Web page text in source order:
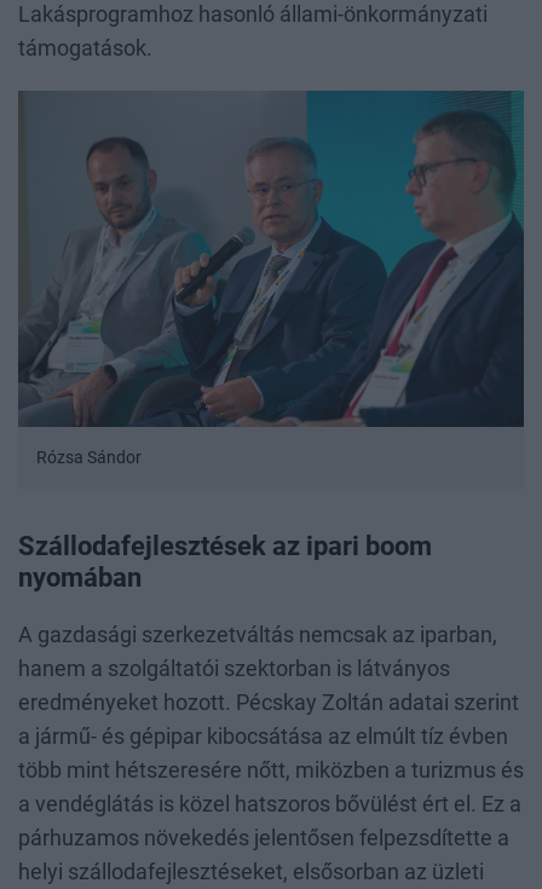
Lakásprogramhoz hasonló állami-önkormányzati
támogatások.
Rózsa Sándor
Szállodafejlesztések az ipari boom
nyomában
A gazdasági szerkezetváltás nemcsak az iparban,
hanem a szolgáltatói szektorban is látványos
eredményeket hozott. Pécskay Zoltán adatai szerint
a jármű- és gépipar kibocsátása az elmúlt tíz évben
több mint hétszeresére nőtt, miközben a turizmus és
a vendéglátás is közel hatszoros bővülést ért el. Ez a
párhuzamos növekedés jelentősen felpezsdítette a
helyi szállodafejlesztéseket, elsősorban az üzleti